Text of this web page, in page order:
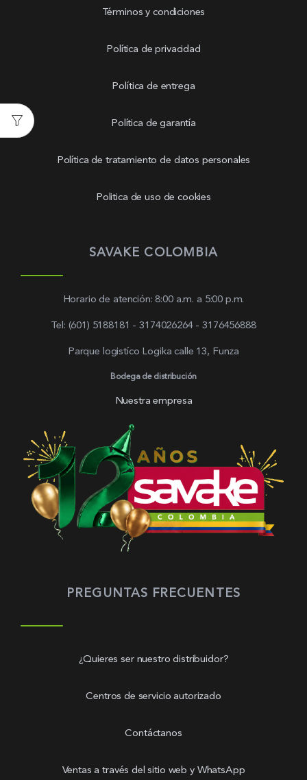
Términos y condiciones
Política de privacidad
Política de entrega
Política de garantía
Política de tratamiento de datos personales
Politica de uso de cookies
SAVAKE COLOMBIA
Horario de atención: 8:00 a.m. a 5:00 p.m.
Tel: (601) 5188181 - 3174026264 - 3176456888
Parque logistíco Logika calle 13, Funza
Bodega de distribución
Nuestra empresa
PREGUNTAS FRECUENTES
¿Quieres ser nuestro distribuidor?
Centros de servicio autorizado
Contáctanos
Ventas a través del sitio web y WhatsApp